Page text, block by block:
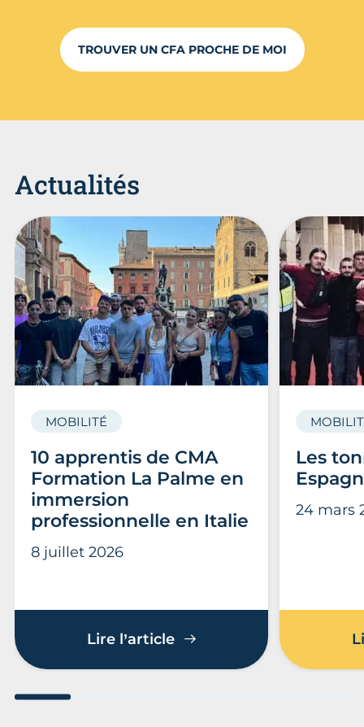
TROUVER UN CFA PROCHE DE MOI
Actualités
10 apprentis de CMA
Formation La Palme en
immersion
professionnelle en Italie
MOBILITÉ
8 juillet 2026
Lire l’article10 apprentis de CMA
Les
24 mars